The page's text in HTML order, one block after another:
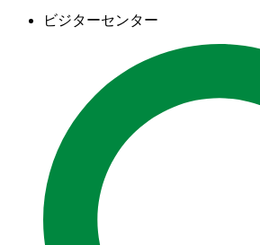
ビジターセンター